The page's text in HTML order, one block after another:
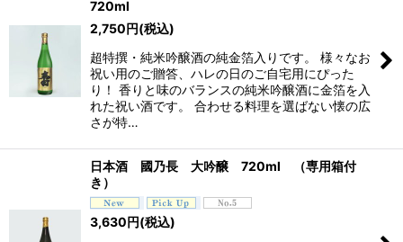
720ml
2,750円(税込)
超特撰・純米吟醸酒の純金箔入りです。 様々なお
祝い用のご贈答、ハレの日のご自宅用にぴった
り！ 香りと味のバランスの純米吟醸酒に金箔を入
れた祝い酒です。 合わせる料理を選ばない懐の広
さが特…
日本酒 國乃長 大吟醸 720ml （専用箱付
き）
3,630円(税込)